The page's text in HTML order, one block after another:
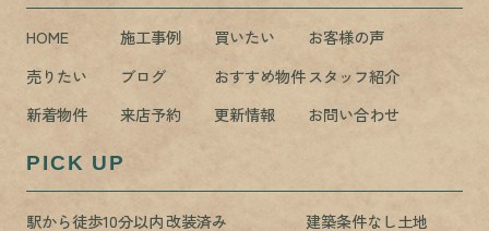
HOME 施工事例 買いたい
お客様の声
売りたい
ブログ おすすめ物件スタッフ紹介
新着物件
来店予約 更新情報 お問い合わせ
PICK UP
駅から徒歩10分以内改装済み 建築条件なし土地